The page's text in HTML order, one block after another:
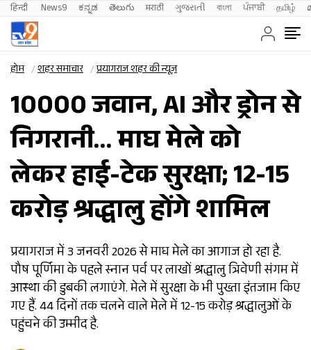
हिन्दी News9 ಕನ್ನಡ తెలుగు मराठी ગુજરાતી বাংলা ਪੰਜਾਬੀ தமிழ்
होम शहर समाचार प्रयागराज शहर की न्यूज़
10000 जवान, AI और ड्रोन से
निगरानी… माघ मेले को
लेकर हाई-टेक सुरक्षा; 12-15
करोड़ श्रद्धालु होंगे शामिल
प्रयागराज में 3 जनवरी 2026 से माघ मेले का आगाज हो रहा है.
पौष पूर्णिमा के पहले स्नान पर्व पर लाखों श्रद्धालु त्रिवेणी संगम में
आस्था की डुबकी लगाएंगे. मेले में सुरक्षा के भी पुख्ता इंतजाम किए
गए हैं. 44 दिनों तक चलने वाले मेले में 12-15 करोड़ श्रद्धालुओं के
पहुंचने की उम्मीद है.